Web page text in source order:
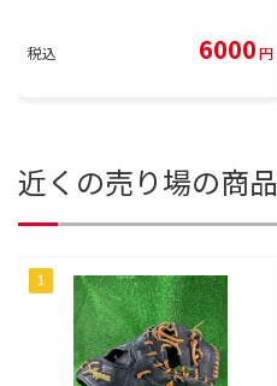
税込 6000円
近くの売り場の商品